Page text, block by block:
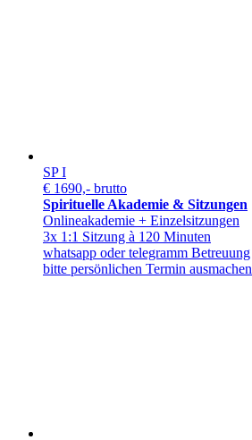
SP I
€ 1690,- brutto
Spirituelle Akademie & Sitzungen
Onlineakademie + Einzelsitzungen
3x 1:1 Sitzung à 120 Minuten
whatsapp oder telegramm Betreuung
bitte persönlichen Termin ausmachen